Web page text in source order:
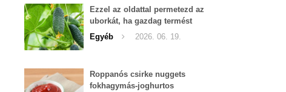
Ezzel az oldattal permetezd az
uborkát, ha gazdag termést
szeretnél begyűjteni
Egyéb 2026. 06. 19.
Roppanós csirke nuggets
fokhagymás-joghurtos